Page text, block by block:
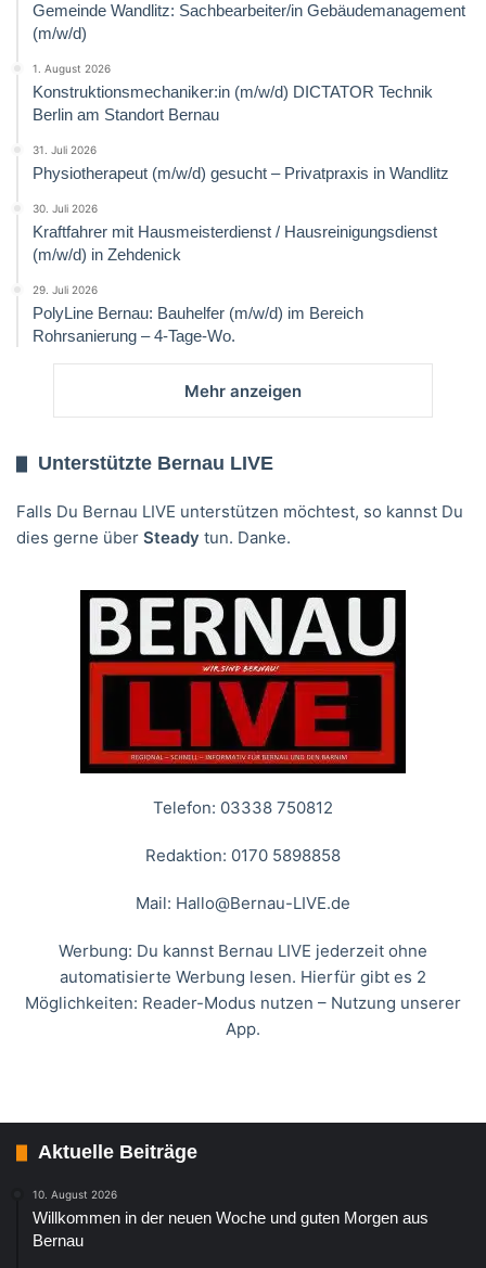
Gemeinde Wandlitz: Sachbearbeiter/in Gebäudemanagement
(m/w/d)
1. August 2026
Konstruktionsmechaniker:in (m/w/d) DICTATOR Technik
Berlin am Standort Bernau
31. Juli 2026
Physiotherapeut (m/w/d) gesucht – Privatpraxis in Wandlitz
30. Juli 2026
Kraftfahrer mit Hausmeisterdienst / Hausreinigungsdienst
(m/w/d) in Zehdenick
29. Juli 2026
PolyLine Bernau: Bauhelfer (m/w/d) im Bereich
Rohrsanierung – 4-Tage-Wo.
Mehr anzeigen
Unterstützte Bernau LIVE
Falls Du Bernau LIVE unterstützen möchtest, so kannst Du
dies gerne über Steady tun. Danke.
Telefon: 03338 750812
Redaktion: 0170 5898858
Mail: Hallo@Bernau-LIVE.de
Werbung: Du kannst Bernau LIVE jederzeit ohne
automatisierte Werbung lesen. Hierfür gibt es 2
Möglichkeiten: Reader-Modus nutzen – Nutzung unserer
App.
Aktuelle Beiträge
10. August 2026
Willkommen in der neuen Woche und guten Morgen aus
Bernau